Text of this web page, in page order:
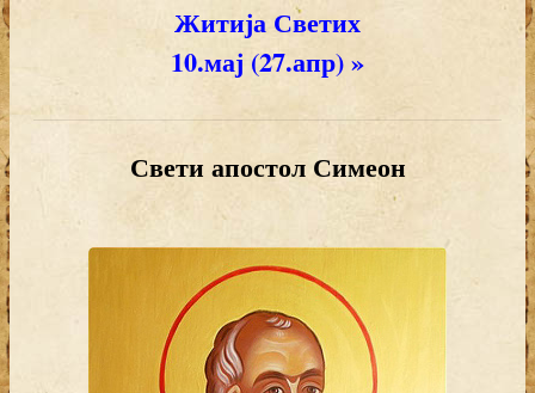
Житија Светих
10.мај (27.апр) »
Свети апостол Симеон